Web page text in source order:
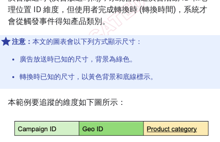
理位置 ID 維度，但使用者完成轉換時 (轉換時間)，系統才
會從觸發事件得知產品類別。
注意： 本文的圖表會以下列方式顯示尺寸：
廣告放送時已知的尺寸，背景為綠色。
轉換時已知的尺寸，以黃色背景和底線標示。
本範例要追蹤的維度如下圖所示：